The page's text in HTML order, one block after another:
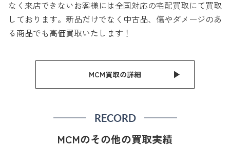
なく来店できないお客様には全国対応の宅配買取にて買取
しております。新品だけでなく中古品、傷やダメージのあ
る商品でも高価買取いたします！
MCM買取の詳細
RECORD
MCMのその他の買取実績